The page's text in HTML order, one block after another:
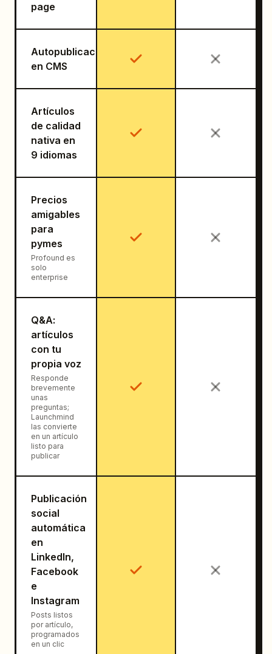
page
Autopublicación
en CMS
Artículos
de calidad
nativa en
9 idiomas
Precios
amigables
para
pymes
Profound es
solo
enterprise
Q&A:
artículos
con tu
propia voz
Responde
brevemente
unas
preguntas;
Launchmind
las convierte
en un artículo
listo para
publicar
Publicación
social
automática
en
LinkedIn,
Facebook
e
Instagram
Posts listos
por artículo,
programados
en un clic